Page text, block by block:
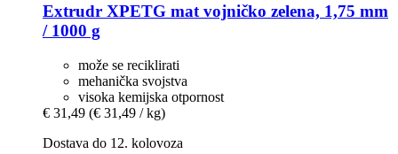
Extrudr XPETG mat vojničko zelena, 1,75 mm
/ 1000 g
može se reciklirati
mehanička svojstva
visoka kemijska otpornost
€ 31,49 (€ 31,49 / kg)
Dostava do 12. kolovoza